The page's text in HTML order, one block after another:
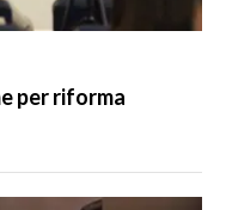
per riforma